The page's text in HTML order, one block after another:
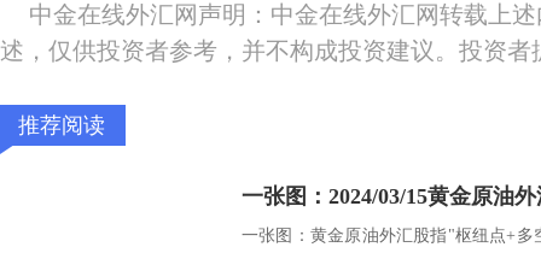
中金在线外汇网声明：中金在线外汇网转载上
述，仅供投资者参考，并不构成投资建议。投资
推荐阅读
一张图：黄金原油外汇股指"枢纽点+多